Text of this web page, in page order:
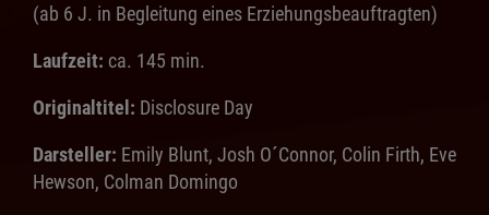
(ab 6 J. in Begleitung eines Erziehungsbeauftragten)
Laufzeit: ca. 145 min.
Originaltitel: Disclosure Day
Darsteller: Emily Blunt, Josh O´Connor, Colin Firth, Eve
Hewson, Colman Domingo